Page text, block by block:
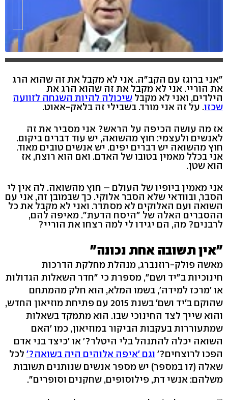
"אני ברוגז עם הקב"ה. אני לא מקבל את זה שהוא הרג
את הוריי. אני לא מקבל את זה שהוא הרג את
הילדים, ואני לא מקבל שיכולה להיות השגחה לזוועה
שכזו. על זה אני מורד. בשבילי זה בלאק-אאוט.
אז מה עושה הכיפה על הראש? אני מסביר את זה
לאנשים ולעצמי: חוץ מהשואה, יש עוד דברים ביקום.
חוץ מהשואה יש דברים יפים. יש אנשים טובים מאוד.
אני בכלל מאמין בטובו של האדם. ואם הוא רוצח, אז
הוא שטן.
אני מאמין ביופיו של העולם – חוץ מהשואה. לה אין לי
הסבר, ובוודאי שלא הסבר אלוקי. כך שבמובן זה, אני עם
השואה ועם האלוקים לא מסתדר. ואני לא מקבל את כל
ההסברים האלה של "היסח הדעת". מאיפה להם,
לרבנים? מה, הם יגידו לי למה רצחו את הוריי?
"אין תשובה אחת נכונה"
מאשה פולק-רוזנברג, מנהלת מחלקת הדרכות
חינוכיות ב"יד ושם", מספרת כי "חדר השאלות הגדולות
או 'מרכז למידה', בשמו המלא, הוא חלק מהמתחם
שהוקם ב'יד ושם' בשנת 2015 עם פתיחת מוזיאון החדש,
והוא שייך לצד החינוכי שבו. הוא מתמקד בשאלות
שמתעוררות בעקבות הביקור במוזיאון, כמו 'האם
השואה יכלה להתנהל בלי היטלר?' או 'כיצד בני אדם
הפכו לרוצחים?' וגם 'איפה אלוהים היה בשואה?' לכל
שאלה (17 במספר) יש מספר אנשים שנותנים תשובות
משלהם: אנשי דת, פילוסופים, שחקנים וסופרים".